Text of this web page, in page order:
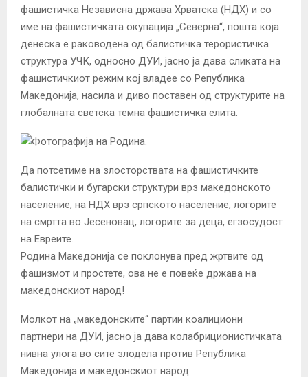
фашистичка Независна држава Хрватска (НДХ) и со
име на фашистичката окупација „Северна“, пошта која
денеска е раководена од балистичка терористичка
структура УЧК, односно ДУИ, јасно ја дава сликата на
фашистичкиот режим кој владее со Република
Македонија, насила и диво поставен од структурите на
глобалната светска темна фашистичка елита.
Да потсетиме на злосторствата на фашистичките
балистички и бугарски структури врз македонското
населeние, на НДХ врз српското население, логорите
на смртта во Јесеновац, логорите за деца, егзосудост
на Евреите.
Родина Македонија се поклонува пред жртвите од
фашизмот и простете, ова не е повеќе држава на
македонскиот народ!
Молкот на „македонските“ партии коалициони
партнери на ДУИ, јасно ја дава колабриционистичката
нивна улога во сите злодела против Република
Македонија и македонскиот народ.